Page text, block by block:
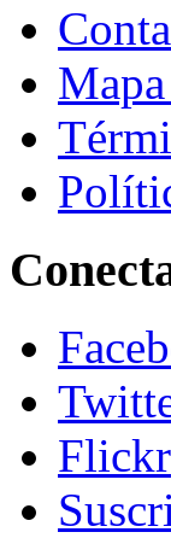
Flickr